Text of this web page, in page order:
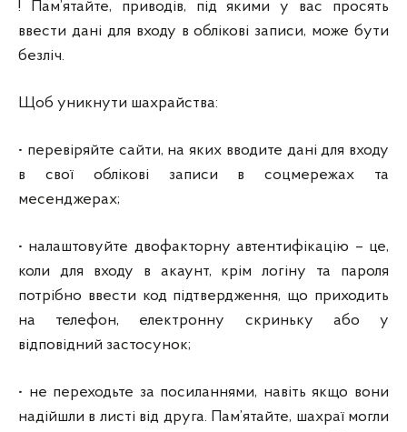
! Пам’ятайте, приводів, під якими у вас просять
ввести дані для входу в облікові записи, може бути
безліч.
Щоб уникнути шахрайства:
• перевіряйте сайти, на яких вводите дані для входу
в свої облікові записи в соцмережах та
месенджерах;
• налаштовуйте двофакторну автентифікацію – це,
коли для входу в акаунт, крім логіну та пароля
потрібно ввести код підтвердження, що приходить
на телефон, електронну скриньку або у
відповідний застосунок;
• не переходьте за посиланнями, навіть якщо вони
надійшли в листі від друга. Пам’ятайте, шахраї могли